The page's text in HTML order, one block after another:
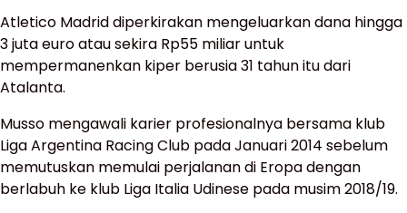
Atletico Madrid diperkirakan mengeluarkan dana hingga
3 juta euro atau sekira Rp55 miliar untuk
mempermanenkan kiper berusia 31 tahun itu dari
Atalanta.
Musso mengawali karier profesionalnya bersama klub
Liga Argentina Racing Club pada Januari 2014 sebelum
memutuskan memulai perjalanan di Eropa dengan
berlabuh ke klub Liga Italia Udinese pada musim 2018/19.